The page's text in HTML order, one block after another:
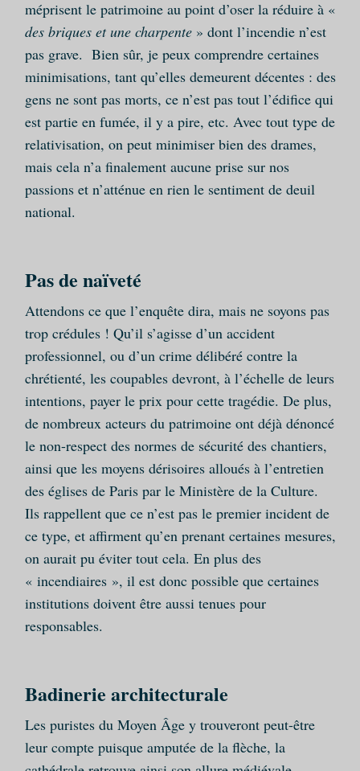
méprisent le patrimoine au point d’oser la réduire à «
des briques et une charpente» dont l’incendie n’est
pas grave. Bien sûr, je peux comprendre certaines
minimisations, tant qu’elles demeurent décentes : des
gens ne sont pas morts, ce n’est pas tout l’édifice qui
est partie en fumée, il y a pire, etc. Avec tout type de
relativisation, on peut minimiser bien des drames,
mais cela n’a finalement aucune prise sur nos
passions et n’atténue en rien le sentiment de deuil
national.
Pas de naïveté
Attendons ce que l’enquête dira, mais ne soyons pas
trop crédules ! Qu’il s’agisse d’un accident
professionnel, ou d’un crime délibéré contre la
chrétienté, les coupables devront, à l’échelle de leurs
intentions, payer le prix pour cette tragédie. De plus,
de nombreux acteurs du patrimoine ont déjà dénoncé
le non-respect des normes de sécurité des chantiers,
ainsi que les moyens dérisoires alloués à l’entretien
des églises de Paris par le Ministère de la Culture.
Ils rappellent que ce n’est pas le premier incident de
ce type, et affirment qu’en prenant certaines mesures,
on aurait pu éviter tout cela. En plus des
« incendiaires », il est donc possible que certaines
institutions doivent être aussi tenues pour
responsables.
Badinerie architecturale
Les puristes du Moyen Âge y trouveront peut-être
leur compte puisque amputée de la flèche, la